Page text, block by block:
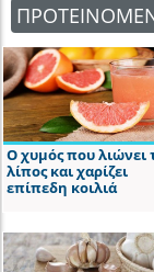
Ο χυμός που λιώνει
λίπος και χαρίζει
επίπεδη κοιλιά